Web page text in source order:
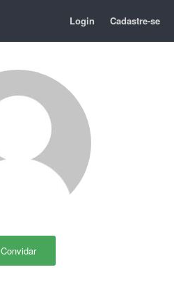
Login Cadastre-se
Convidar